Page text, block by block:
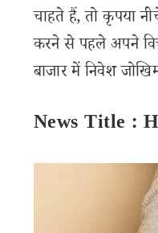
चाहते हैं, तो कृपया
करने से पहले अपने
बाजार में निवेश
News Title :